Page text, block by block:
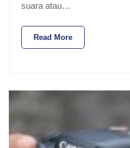
suara atau…
Read More